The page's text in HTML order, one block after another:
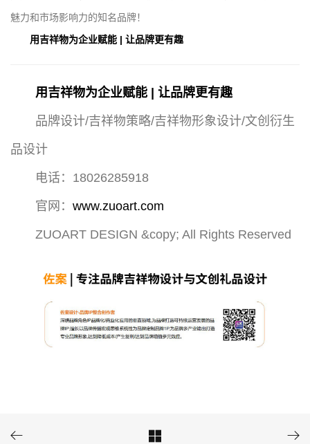
魅力和市场影响力的知名品牌！
用吉祥物为企业赋能 | 让品牌更有趣
用吉祥物为企业赋能 | 让品牌更有趣
品牌设计/吉祥物策略/吉祥物形象设计/文创衍生
品设计
电话：18026285918
官网： www.zuoart.com
ZUOART DESIGN &copy; All Rights Reserved
  